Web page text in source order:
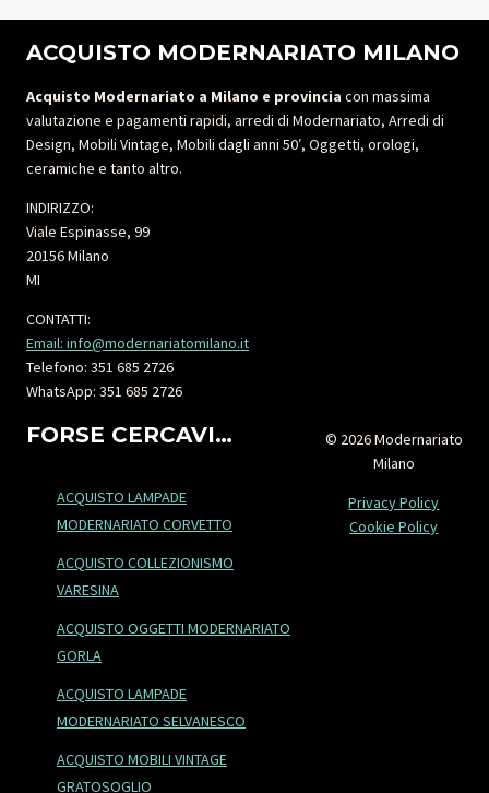
ACQUISTO MODERNARIATO MILANO
Acquisto Modernariato a Milano e provincia con massima
valutazione e pagamenti rapidi, arredi di Modernariato, Arredi di
Design, Mobili Vintage, Mobili dagli anni 50′, Oggetti, orologi,
ceramiche e tanto altro.
INDIRIZZO:
Viale Espinasse, 99
20156 Milano
MI
CONTATTI:
Email: info@modernariatomilano.it
Telefono: 351 685 2726
WhatsApp: 351 685 2726
FORSE CERCAVI…
ACQUISTO LAMPADE
MODERNARIATO CORVETTO
ACQUISTO COLLEZIONISMO
VARESINA
ACQUISTO OGGETTI MODERNARIATO
GORLA
ACQUISTO LAMPADE
MODERNARIATO SELVANESCO
ACQUISTO MOBILI VINTAGE
GRATOSOGLIO
© 2026 Modernariato
Milano
Privacy Policy
Cookie Policy